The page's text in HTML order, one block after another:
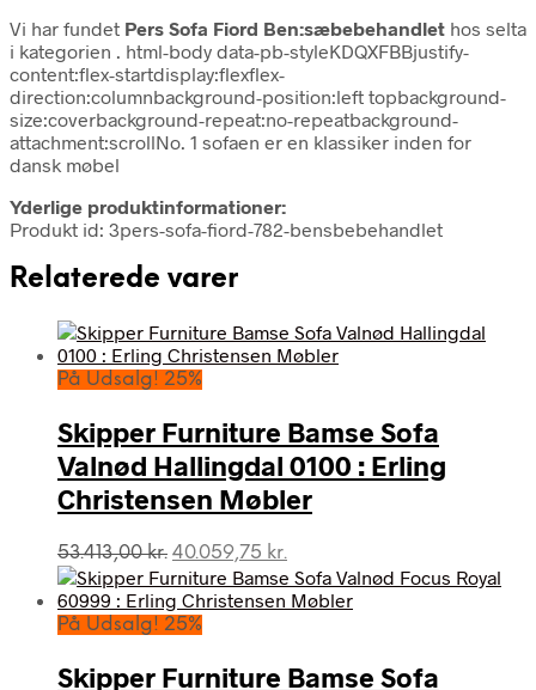
Vi har fundet Pers Sofa Fiord Ben:sæbebehandlet hos selta
i kategorien . html-body data-pb-styleKDQXFBBjustify-
content:flex-startdisplay:flexflex-
direction:columnbackground-position:left topbackground-
size:coverbackground-repeat:no-repeatbackground-
attachment:scrollNo. 1 sofaen er en klassiker inden for
dansk møbel
Yderlige produktinformationer:
Produkt id: 3pers-sofa-fiord-782-bensbebehandlet
Relaterede varer
På Udsalg! 25%
Skipper Furniture Bamse Sofa
Valnød Hallingdal 0100 : Erling
Christensen Møbler
53.413,00kr. Den
oprindelige
pris
var:
40.059,75 kr.
aktuelle
pris
På Udsalg! 25%
Skipper Furniture Bamse Sofa